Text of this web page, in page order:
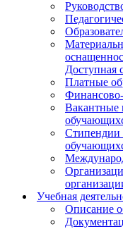
Доступная
Платные
Финансово-
Вакантные
Стипендии
Учебная
Описание